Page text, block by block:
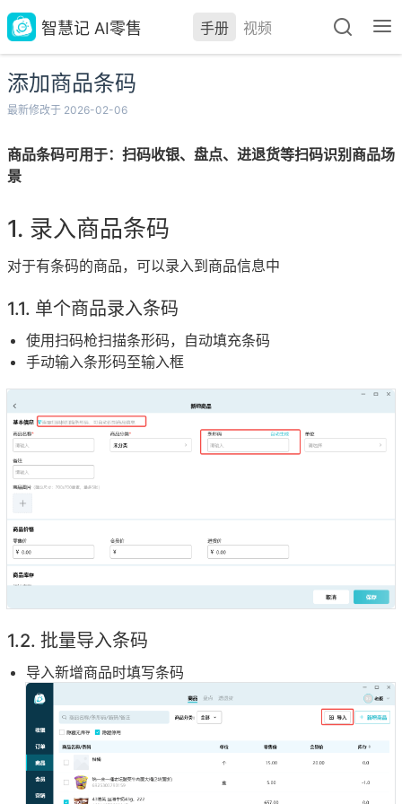
智慧记 AI零售 手册 视频
添加商品条码
最新修改于 2026-02-06
商品条码可用于：扫码收银、盘点、进退货等扫码识别商品场
景
录入商品条码
对于有条码的商品，可以录入到商品信息中
单个商品录入条码
使用扫码枪扫描条形码，自动填充条码
手动输入条形码至输入框
批量导入条码
导入新增商品时填写条码